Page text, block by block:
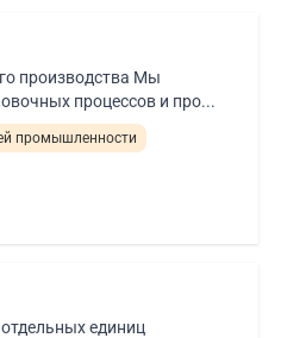
производства Мы
процессов и про...
промышленности
единиц